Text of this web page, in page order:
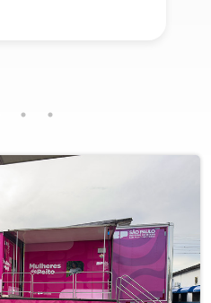
dos estudos de 53
ao marcar a primeira
educação e oferecendo uma
turma da Educação de
município foi em 2016,
a partir de agosto de 2025,
ampliação. Em parceria
a disponibilizar também
ao 9º ano) e o Ensino
as oportunidades
sua formação.A